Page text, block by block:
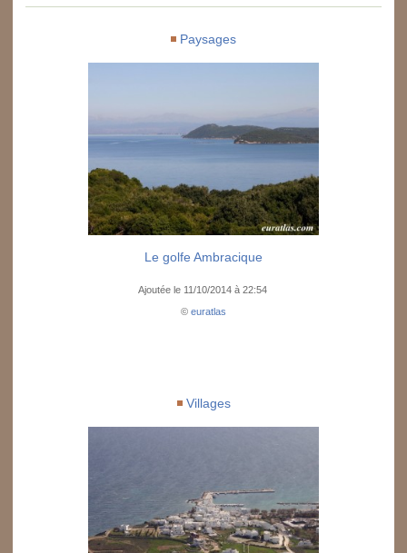
Paysages
Le golfe Ambracique
Ajoutée le 11/10/2014 à 22:54
© euratlas
Villages